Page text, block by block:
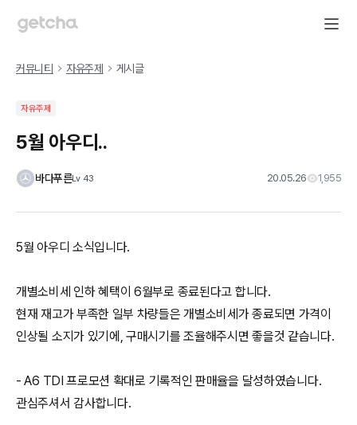
커뮤니티 자유주제 게시글
자유주제
5월 아우디..
바다푸른Lv 43 20.05.26 1,955
5월 아우디 소식입니다.
개별소비세 인하 혜택이 6월부로 종료된다고 합니다.
현재 재고가 부족한 일부 차량들은 개별소비세가 종료되면 가격이
인상될 소지가 있기에, 구매시기를 조율해주시면 좋을것 같습니다.
- A6 TDI 프로모션 확대로 기록적인 판매율을 달성하였습니다.
관심주셔서 감사합니다.